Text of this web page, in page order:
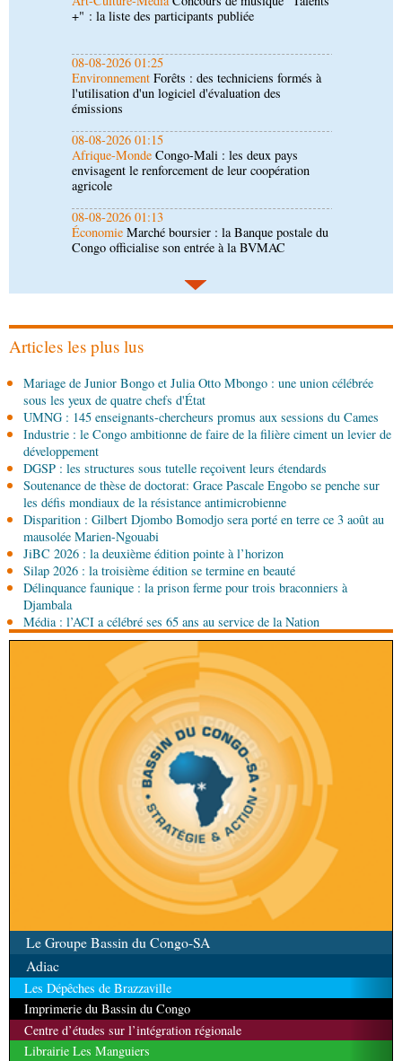
EnvironnementForêts : des techniciens formés à
l'utilisation d'un logiciel d'évaluation des
08-08-2026 01:15
Afrique-MondeCongo-Mali : les deux pays
envisagent le renforcement de leur coopération
agricole
08-08-2026 01:13
ÉconomieMarché boursier : la Banque postale du
Congo officialise son entrée à la BVMAC
08-08-2026 01:00
SociétéAccélération du développement: la
République du Congo mise sur sa diaspora
gouvernement présente sa politique économique et
sociale 2027-2029 au Parlement
08-08-2026 00:30
SociétéAssainissement et développement local :
les Nations unies réitèrent leur soutien au Congo
07-08-2026 11:03
SportFootball, le week-end des Diables rouges et
des Congolais de la diaspora en Coupes d'Europe
(matches aller du 3e tour)
07-08-2026 10:15
Afrique-MondeAfrique de l'Ouest : les mafias du
numérique inventent une nouvelle traite humaine
07-08-2026 10:15
SportNzango: Sylvie Malonga élue présidente du
bureau exécutif d’Afis sport Pointe-Noire
Articles les plus lus
Mariage de Junior Bongo et Julia Otto Mbongo : une union célébrée
sous les yeux de quatre chefs d'État
UMNG : 145 enseignants-chercheurs promus aux sessions du Cames
Industrie : le Congo ambitionne de faire de la filière ciment un levier de
développement
DGSP : les structures sous tutelle reçoivent leurs étendards
Soutenance de thèse de doctorat: Grace Pascale Engobo se penche sur
les défis mondiaux de la résistance antimicrobienne
Disparition : Gilbert Djombo Bomodjo sera porté en terre ce 3 août au
mausolée Marien-Ngouabi
JiBC 2026 : la deuxième édition pointe à l’horizon
Silap 2026 : la troisième édition se termine en beauté
Délinquance faunique : la prison ferme pour trois braconniers à
Djambala
Média : l’ACI a célébré ses 65 ans au service de la Nation
Le Groupe Bassin du Congo-SA
Adiac
Les Dépêches de Brazzaville
Imprimerie du Bassin du Congo
Centre d’études sur l’intégration régionale
Librairie Les Manguiers